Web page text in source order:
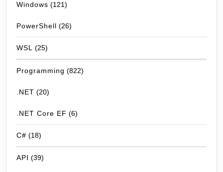
Windows (121)
PowerShell (26)
WSL (25)
Programming (822)
.NET (20)
.NET Core EF (6)
C# (18)
API (39)